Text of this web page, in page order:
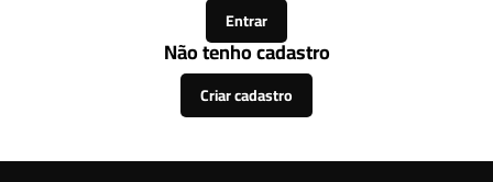
Entrar
Não tenho cadastro
Criar cadastro